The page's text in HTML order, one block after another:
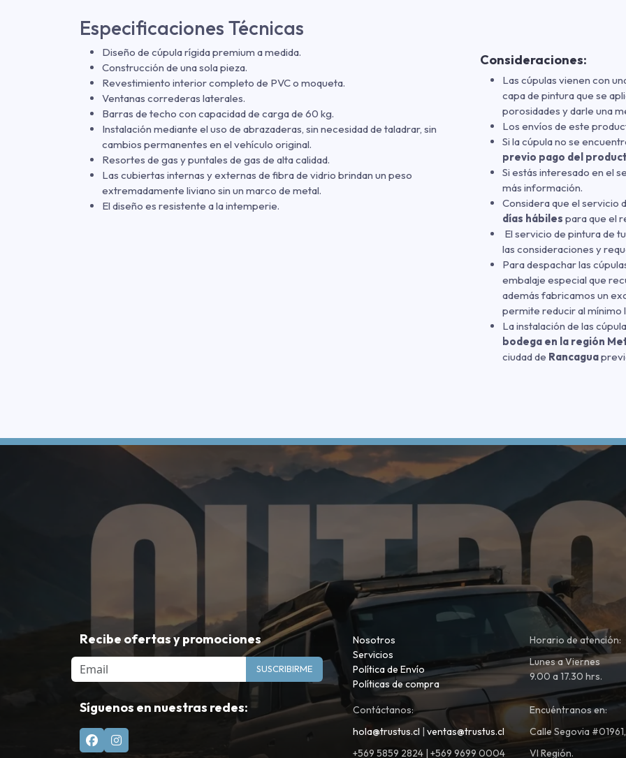
Especificaciones Técnicas
Diseño de cúpula rígida premium a medida.
Construcción de una sola pieza.
Revestimiento interior completo de PVC o moqueta.
Ventanas correderas laterales.
Barras de techo con capacidad de carga de 60 kg.
Instalación mediante el uso de abrazaderas, sin necesidad de taladrar, sin
cambios permanentes en el vehículo original.
Resortes de gas y puntales de gas de alta calidad.
Las cubiertas internas y externas de fibra de vidrio brindan un peso
extremadamente liviano sin un marco de metal.
El diseño es resistente a la intemperie.
Consideraciones:
Las cúpulas vienen con
capa de pintura que se
porosidades y darle una
Los envíos de este
Si la cúpula no se
previo pago del
Si estás interesado en el
más información.
Considera que el servicio
días hábiles para que el
El servicio de pintura de
las consideraciones y
Para despachar las
embalaje especial que
además fabricamos un
permite reducir al mínimo
La instalación de las
bodega en la región
ciudad de Rancagua
Recibe ofertas y promociones
Email SUSCRIBIRME
Síguenos en nuestras redes:
Nosotros
Servicios
Política de Envío
Políticas de compra
Horario de atención:
Lunes a Viernes
9.00 a 17.30 hrs.
Contáctanos:
hola@trustus.cl | ventas@trustus.cl
+569 5859 2824 | +569 9699 0004
Encuéntranos en:
Calle Segovia
VI Región.